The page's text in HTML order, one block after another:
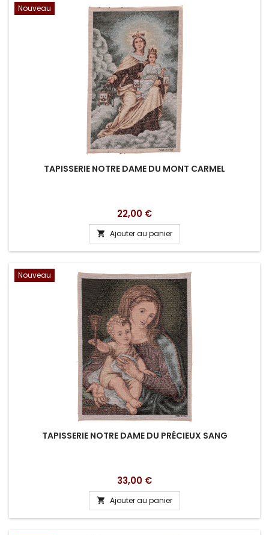
Nouveau
TAPISSERIE NOTRE DAME DU MONT CARMEL
Prix
22,00 €
 Ajouter au panier
Nouveau
TAPISSERIE NOTRE DAME DU PRÉCIEUX SANG
Prix
33,00 €
 Ajouter au panier